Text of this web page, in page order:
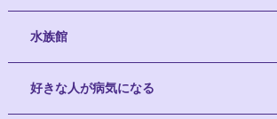
水族館
好きな人が病気になる